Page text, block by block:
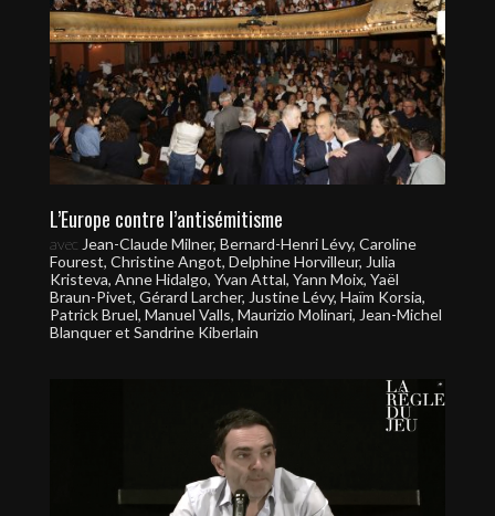
L’Europe contre l’antisémitisme
avec Jean-Claude Milner, Bernard-Henri Lévy, Caroline
Fourest, Christine Angot, Delphine Horvilleur, Julia
Kristeva, Anne Hidalgo, Yvan Attal, Yann Moix, Yaël
Braun-Pivet, Gérard Larcher, Justine Lévy, Haïm Korsia,
Patrick Bruel, Manuel Valls, Maurizio Molinari, Jean-Michel
Blanquer et Sandrine Kiberlain